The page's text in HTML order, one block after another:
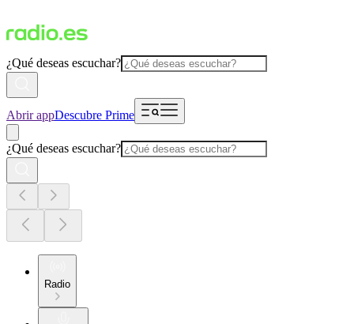
¿Qué deseas escuchar?
Abrir appDescubre Prime
¿Qué deseas escuchar?
Radio